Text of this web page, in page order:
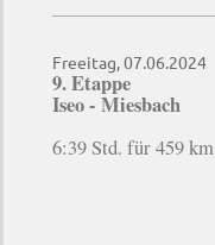
Freeitag, 07.06.2024
9. Etappe
Iseo - Miesbach
6:39 Std. für 459 km